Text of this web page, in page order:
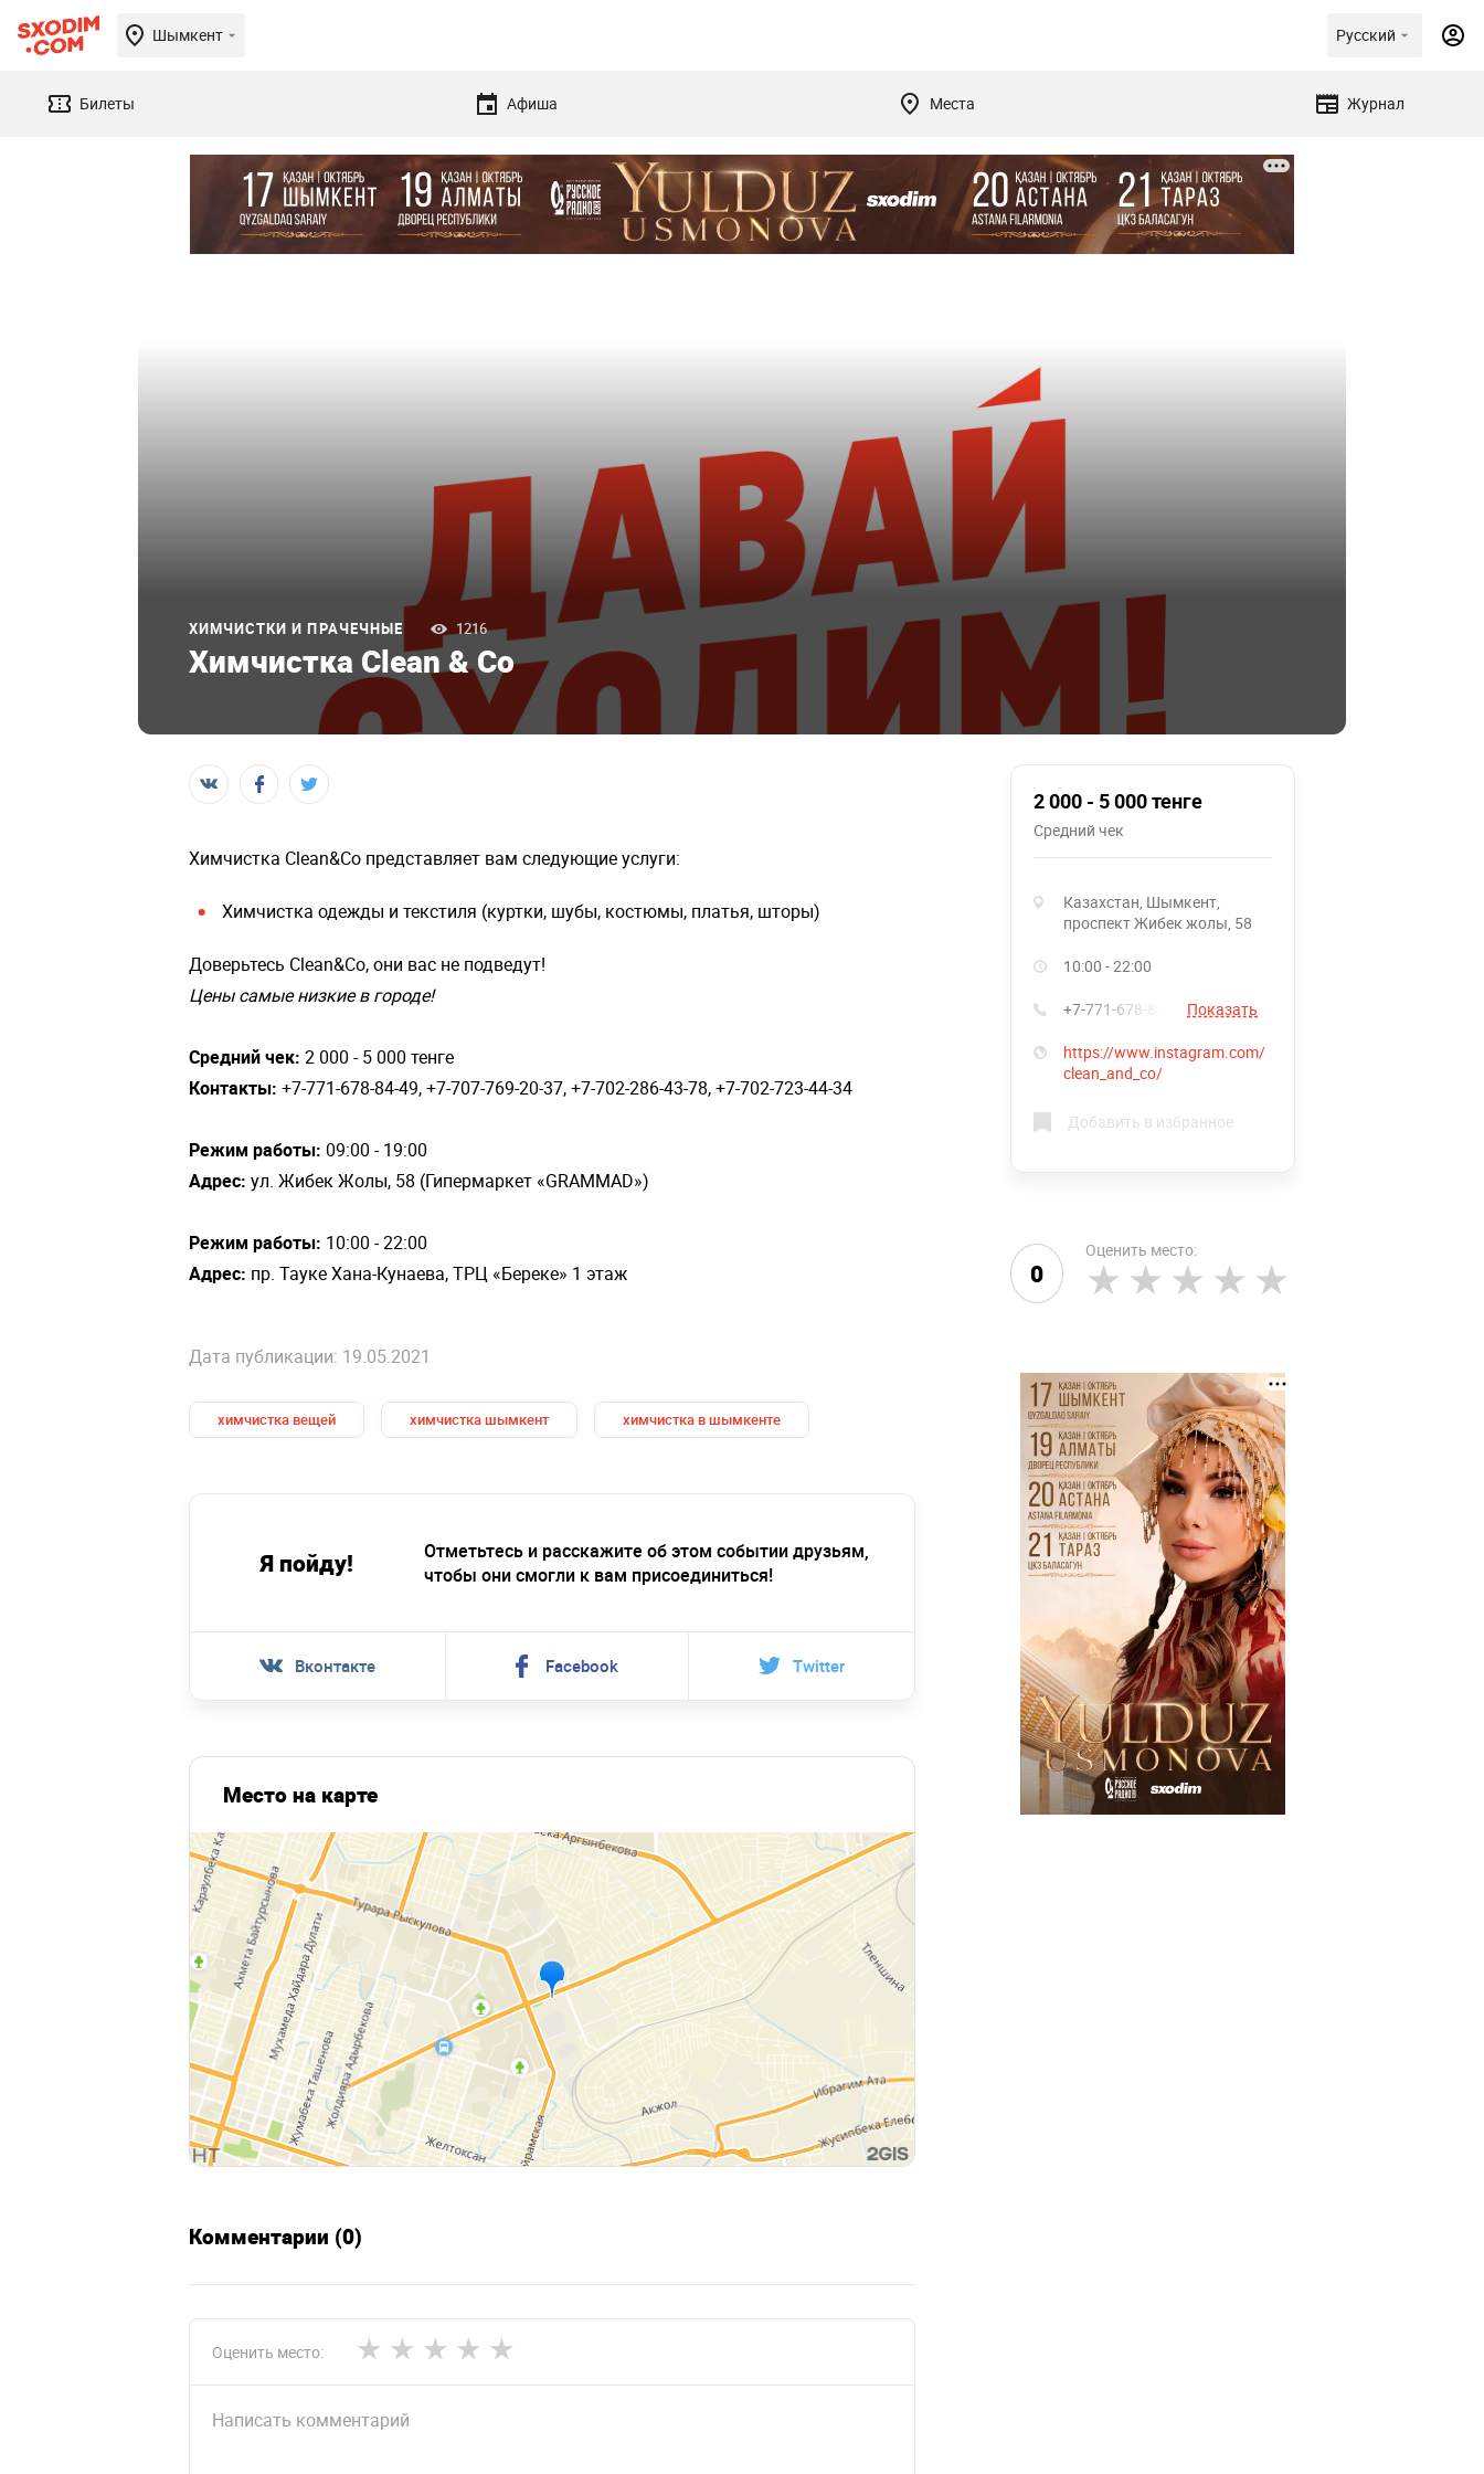
Шымкент Русский
Билеты Афиша Места Журнал
ХИМЧИСТКИ И ПРАЧЕЧНЫЕ 1216
Химчистка Clean & Co
2 000 - 5 000 тенге
Средний чек
Казахстан, Шымкент,
проспект Жибек жолы, 58
10:00 - 22:00
+7-771-678-84-49 Показать
https://www.instagram.com/
clean_and_co/
Добавить в избранное
0
Оценить место:
Химчистка Clean&Co представляет вам следующие услуги:
Химчистка одежды и текстиля (куртки, шубы, костюмы, платья, шторы)
Доверьтесь Clean&Co, они вас не подведут!
Цены самые низкие в городе!
Средний чек: 2 000 - 5 000 тенге
Контакты: +7-771-678-84-49, +7-707-769-20-37, +7-702-286-43-78, +7-702-723-44-34
Режим работы: 09:00 - 19:00
Адрес: ул. Жибек Жолы, 58 (Гипермаркет «GRAMMAD»)
Режим работы: 10:00 - 22:00
Адрес: пр. Тауке Хана-Кунаева, ТРЦ «Береке» 1 этаж
Дата публикации: 19.05.2021
химчистка вещей химчистка шымкент химчистка в шымкенте
Я пойду!
Отметьтесь и расскажите об этом событии друзьям,
чтобы они смогли к вам присоединиться!
Вконтакте Facebook Twitter
Место на карте
Комментарии (0)
Оценить место: